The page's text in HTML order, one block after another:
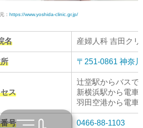
： https://www.yoshida-clinic.gr.jp/
名 産婦人科 吉田クリ
〒251-0861 神奈
ス
辻堂駅からバスで
新横浜駅から電車
羽田空港から電車
号 0466-88-1103